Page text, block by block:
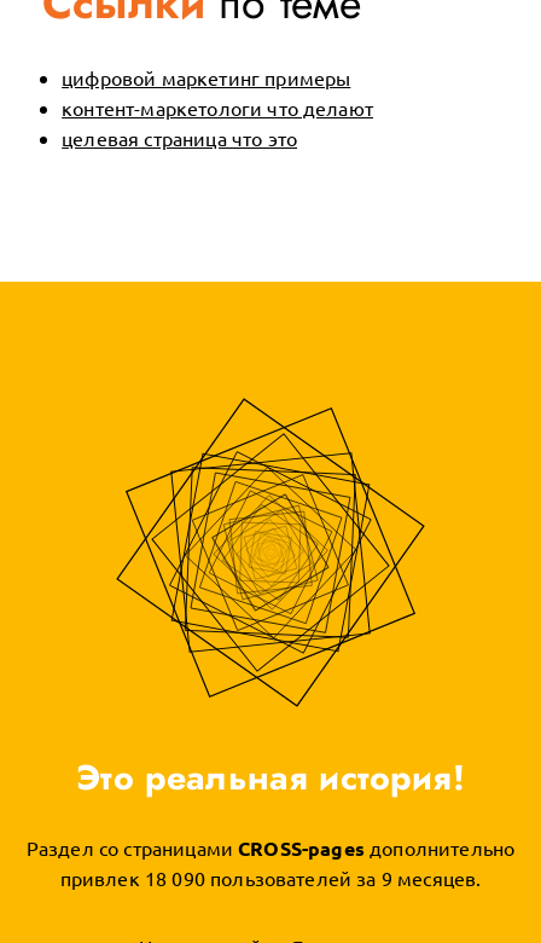
цифровой маркетинг примеры
контент-маркетологи что делают
целевая страница что это
Это реальная история!
Раздел со страницамиCROSS-pages дополнительно
привлек 18 090 пользователей за 9 месяцев.